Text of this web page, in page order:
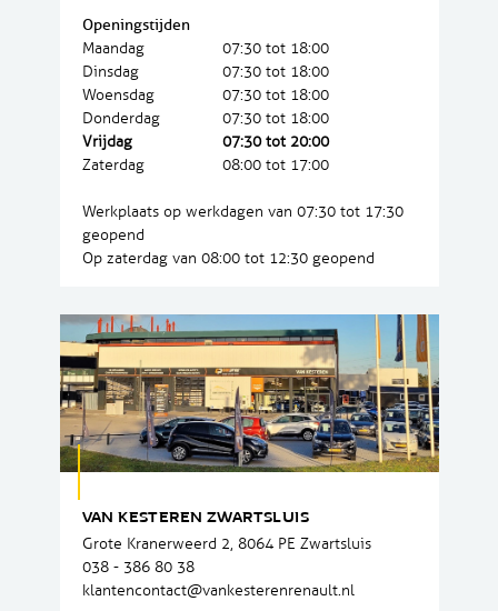
Openingstijden
Maandag
07:30 tot 18:00
Dinsdag
07:30 tot 18:00
Woensdag
07:30 tot 18:00
Donderdag
07:30 tot 18:00
Vrijdag
07:30 tot 20:00
Zaterdag
08:00 tot 17:00
Werkplaats op werkdagen van 07:30 tot 17:30
geopend
Op zaterdag van 08:00 tot 12:30 geopend
VAN KESTEREN ZWARTSLUIS
Grote Kranerweerd 2, 8064 PE Zwartsluis
038 - 386 80 38
klantencontact@vankesterenrenault.nl